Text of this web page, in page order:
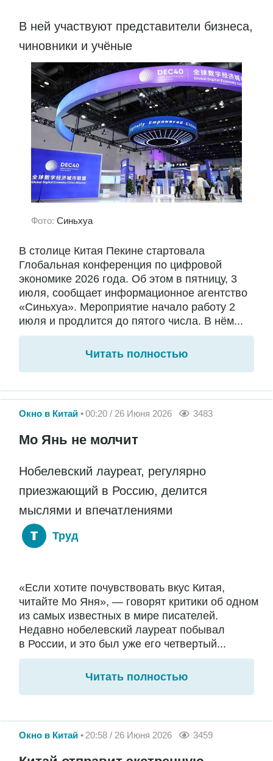
В ней участвуют представители бизнеса,
чиновники и учёные
Фото: Синьхуа
В столице Китая Пекине стартовала
Глобальная конференция по цифровой
экономике 2026 года. Об этом в пятницу, 3
июля, сообщает информационное агентство
«Синьхуа». Мероприятие начало работу 2
июля и продлится до пятого числа. В нём...
Читать полностью
Окно в Китай 00:20 / 26 Июня 2026 3483
Мо Янь не молчит
Нобелевский лауреат, регулярно
приезжающий в Россию, делится
мыслями и впечатлениями
Труд
«Если хотите почувствовать вкус Китая,
читайте Мо Яня», — говорят критики об одном
из самых известных в мире писателей.
Недавно нобелевский лауреат побывал
в России, и это был уже его четвертый...
Читать полностью
Окно в Китай 20:58 / 26 Июня 2026 3459